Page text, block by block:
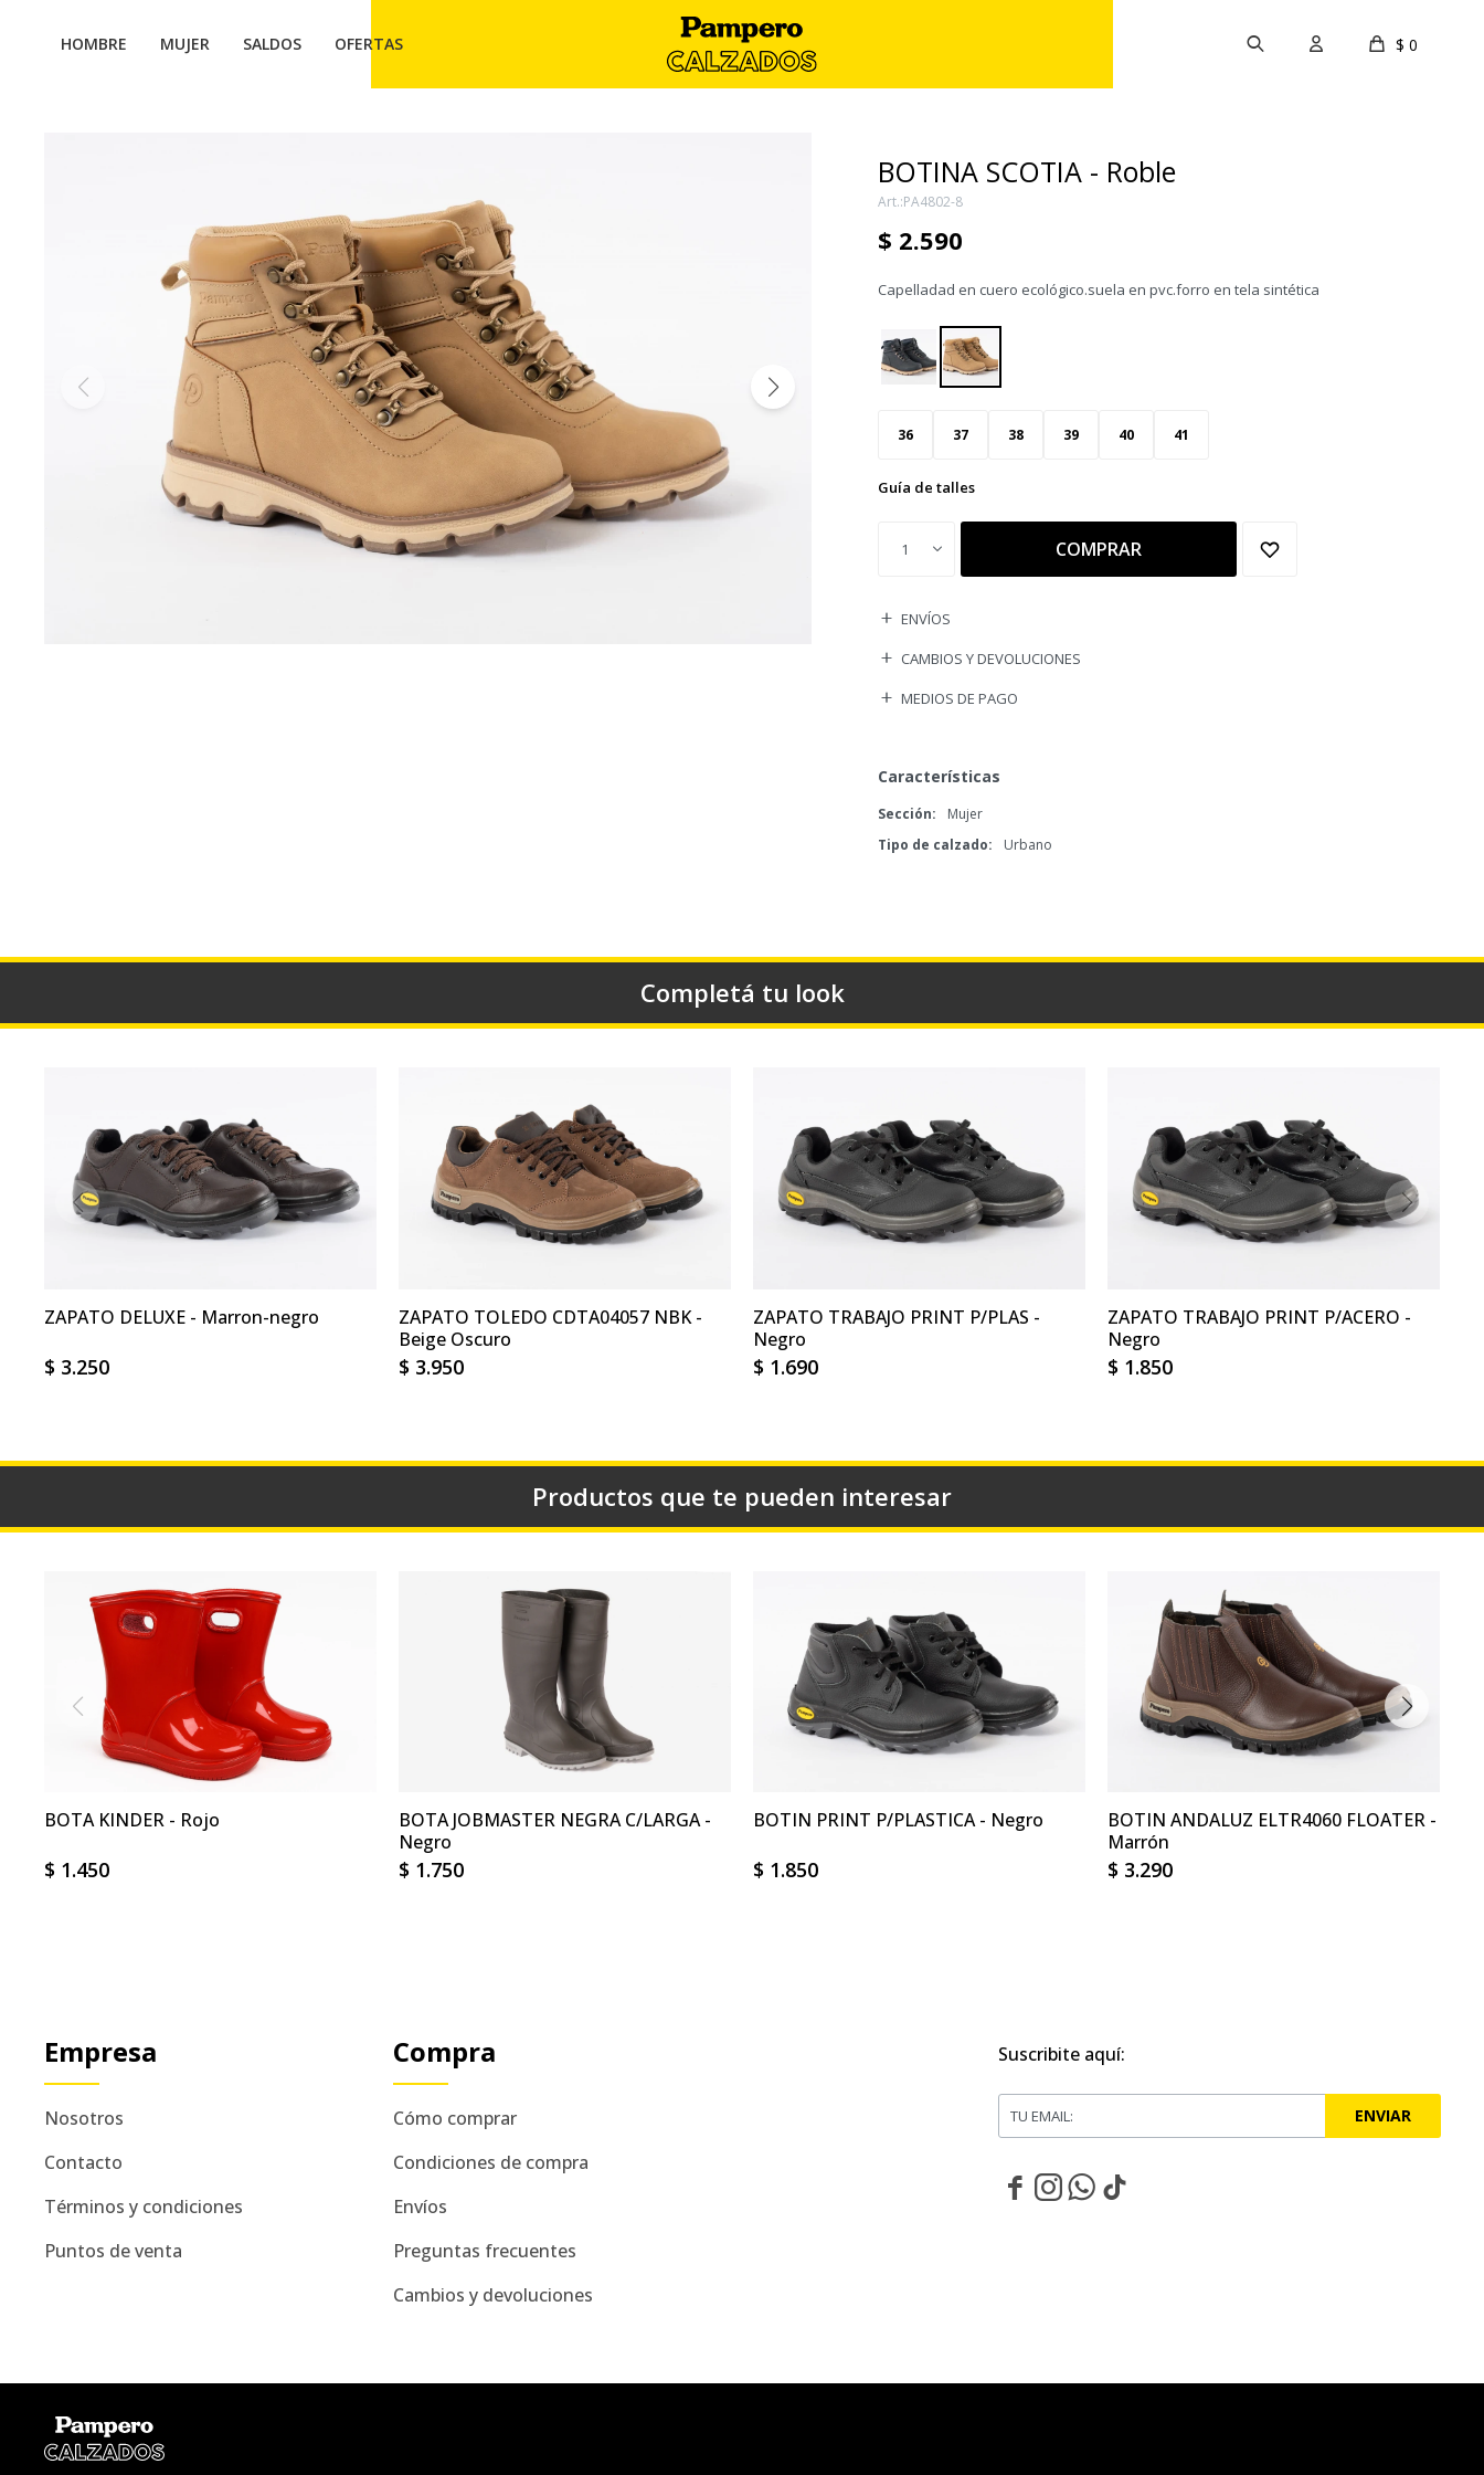
HOMBRE MUJER SALDOS OFERTAS $ 0
BOTINA SCOTIA - Roble
PA4802-8
$ 2.590
Capelladad en cuero ecológico.suela en pvc.forro en tela sintética
36 37 38 39 40 41
Guía de talles
1 COMPRAR
ENVÍOS
CAMBIOS Y DEVOLUCIONES
MEDIOS DE PAGO
Características
Sección
Mujer
Tipo de calzado
Urbano
Completá tu look
ZAPATO DELUXE - Marron-negro
$ 3.250
ZAPATO TOLEDO CDTA04057 NBK -
Beige Oscuro
$ 3.950
ZAPATO TRABAJO PRINT P/PLAS -
Negro
$ 1.690
ZAPATO TRABAJO PRINT P/ACERO -
Negro
$ 1.850
Productos que te pueden interesar
BOTA KINDER - Rojo
$ 1.450
BOTA JOBMASTER NEGRA C/LARGA -
Negro
$ 1.750
BOTIN PRINT P/PLASTICA - Negro
$ 1.850
BOTIN ANDALUZ ELTR4060 FLOATER -
Marrón
$ 3.290
Empresa
Nosotros
Contacto
Términos y condiciones
Puntos de venta
Compra
Cómo comprar
Condiciones de compra
Envíos
Preguntas frecuentes
Cambios y devoluciones
Suscribite aquí:
ENVIAR
   